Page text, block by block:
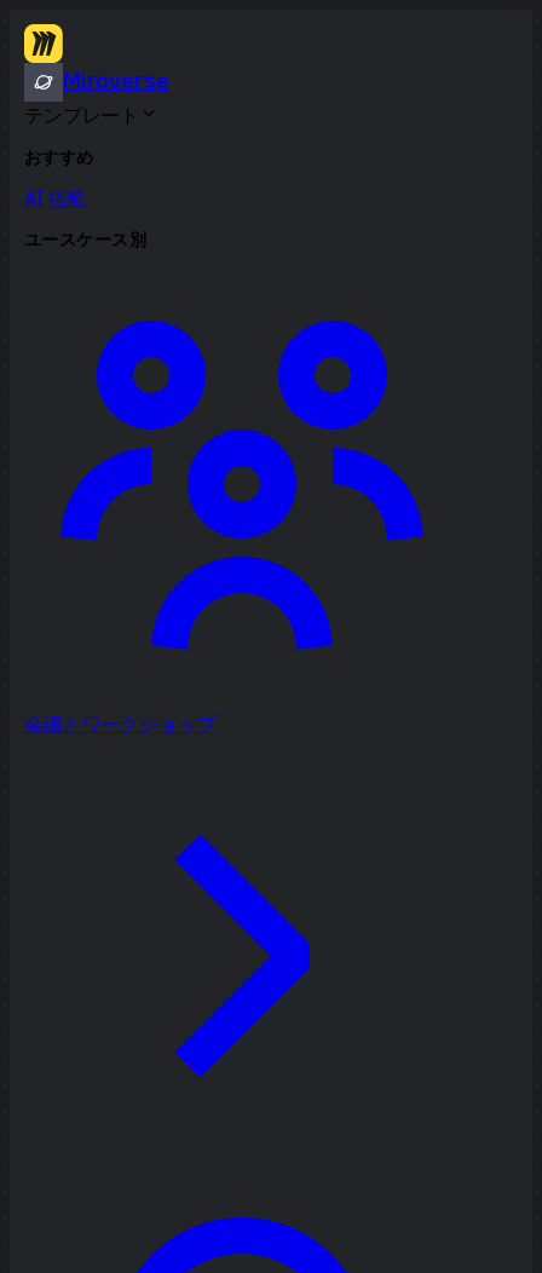
Miroverse
テンプレート
おすすめ
AI 搭載
ユースケース別
会議とワークショップ